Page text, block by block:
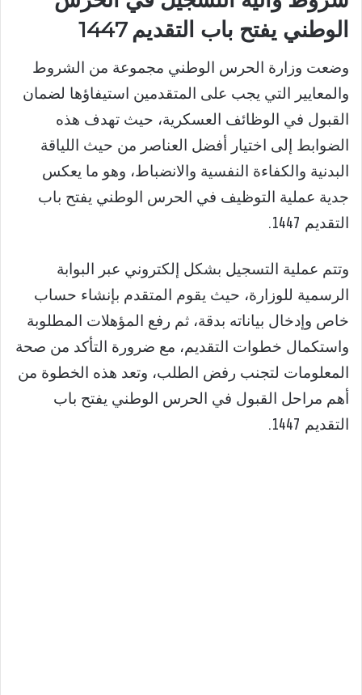
الوطني يفتح باب التقديم 1447
وضعت وزارة الحرس الوطني مجموعة من الشروط
والمعايير التي يجب على المتقدمين استيفاؤها لضمان
القبول في الوظائف العسكرية، حيث تهدف هذه
الضوابط إلى اختيار أفضل العناصر من حيث اللياقة
البدنية والكفاءة النفسية والانضباط، وهو ما يعكس
جدية عملية التوظيف في الحرس الوطني يفتح باب
التقديم 1447.
وتتم عملية التسجيل بشكل إلكتروني عبر البوابة
الرسمية للوزارة، حيث يقوم المتقدم بإنشاء حساب
خاص وإدخال بياناته بدقة، ثم رفع المؤهلات المطلوبة
واستكمال خطوات التقديم، مع ضرورة التأكد من صحة
المعلومات لتجنب رفض الطلب، وتعد هذه الخطوة من
أهم مراحل القبول في الحرس الوطني يفتح باب
التقديم 1447.